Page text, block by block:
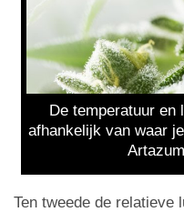
De temperatuur en
afhankelijk van waar
Ten tweede de relatieve